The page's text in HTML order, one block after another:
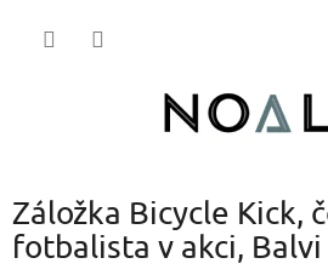
Záložka Bicycle Kick,
fotbalista v akci, Balvi